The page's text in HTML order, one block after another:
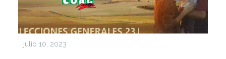
julio 10, 2023